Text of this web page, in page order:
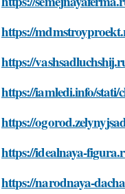
https://
https://
https://iamledi.info/stati/
https://
https://idealnaya-
https://narodnaya-